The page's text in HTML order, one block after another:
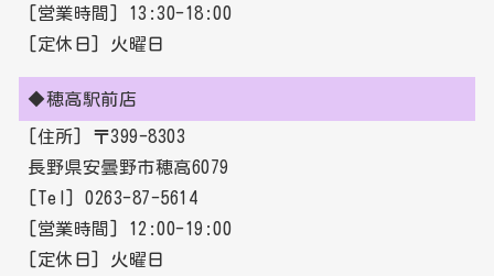
[営業時間] 13:30-18:00
[定休日] 火曜日
◆穂高駅前店
[住所] 〒399-8303
長野県安曇野市穂高6079
[Tel] 0263-87-5614
[営業時間] 12:00-19:00
[定休日] 火曜日